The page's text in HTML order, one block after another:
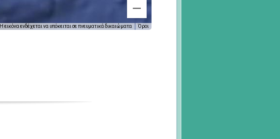
Η εικόνα ενδέχεται να υπόκειται σε πνευματικά δικαιώματα Όροι